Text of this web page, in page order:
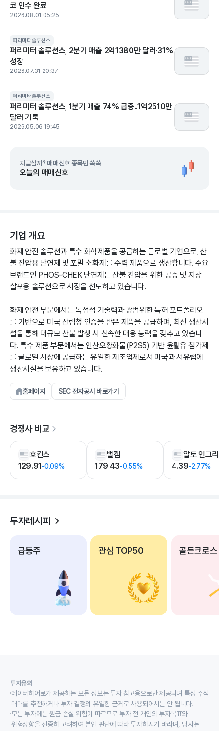
코 인수 완료
2026.08.01 05:25
퍼리미터솔루션스
퍼리미터 솔루션스, 2분기 매출 2억1380만 달러·31%
성장
2026.07.31 20:37
퍼리미터솔루션스
퍼리미터 솔루션스, 1분기 매출 74% 급증..1억2510만
달러 기록
2026.05.06 19:45
지금살까? 매매신호 종목만 쏙쏙
오늘의 매매신호
기업 개요
화재 안전 솔루션과 특수 화학제품을 공급하는 글로벌 기업으로, 산
불 진압용 난연제 및 포말 소화제를 주력 제품으로 생산합니다. 주요
브랜드인 PHOS-CHEK 난연제는 산불 진압을 위한 공중 및 지상
살포용 솔루션으로 시장을 선도하고 있습니다.
화재 안전 부문에서는 독점적 기술력과 광범위한 특허 포트폴리오
를 기반으로 미국 산림청 인증을 받은 제품을 공급하며, 최신 생산시
설을 통해 대규모 산불 발생 시 신속한 대응 능력을 갖추고 있습니
다. 특수 제품 부문에서는 인산오황화물(P2S5) 기반 윤활유 첨가제
를 글로벌 시장에 공급하는 유일한 제조업체로서 미국과 서유럽에
생산시설을 보유하고 있습니다.
홈페이지 SEC 전자공시 바로가기
경쟁사 비교
호킨스
129.91-0.09%
밸켐
179.43-0.55% 4.39-2.77%
투자레시피
급등주 관심 TOP50 골든크로스
투자유의
데이터히어로가 제공하는 모든 정보는 투자 참고용으로만 제공되며 특정 주식
매매를 추천하거나 투자 결정의 유일한 근거로 사용되어서는 안 됩니다.
모든 투자에는 원금 손실 위험이 따르므로 투자 전 개인의 투자목표와
위험성향을 신중히 고려하여 본인 판단에 따라 투자하시기 바라며, 당사는